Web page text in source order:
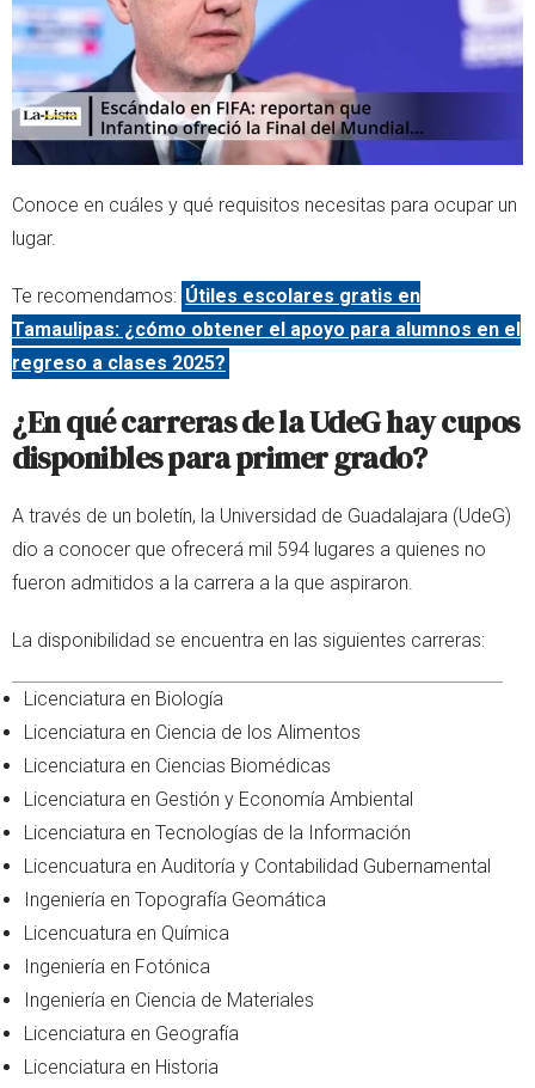
Conoce en cuáles y qué requisitos necesitas para ocupar un
lugar.
Te recomendamos: Útiles escolares gratis en
Tamaulipas: ¿cómo obtener el apoyo para alumnos en el
regreso a clases 2025?
¿En qué carreras de la UdeG hay cupos
disponibles para primer grado?
A través de un boletín, la Universidad de Guadalajara (UdeG)
dio a conocer que ofrecerá mil 594 lugares a quienes no
fueron admitidos a la carrera a la que aspiraron.
La disponibilidad se encuentra en las siguientes carreras:
Licenciatura en Biología
Licenciatura en Ciencia de los Alimentos
Licenciatura en Ciencias Biomédicas
Licenciatura en Gestión y Economía Ambiental
Licenciatura en Tecnologías de la Información
Licencuatura en Auditoría y Contabilidad Gubernamental
Ingeniería en Topografía Geomática
Licencuatura en Química
Ingeniería en Fotónica
Ingeniería en Ciencia de Materiales
Licenciatura en Geografía
Licenciatura en Historia